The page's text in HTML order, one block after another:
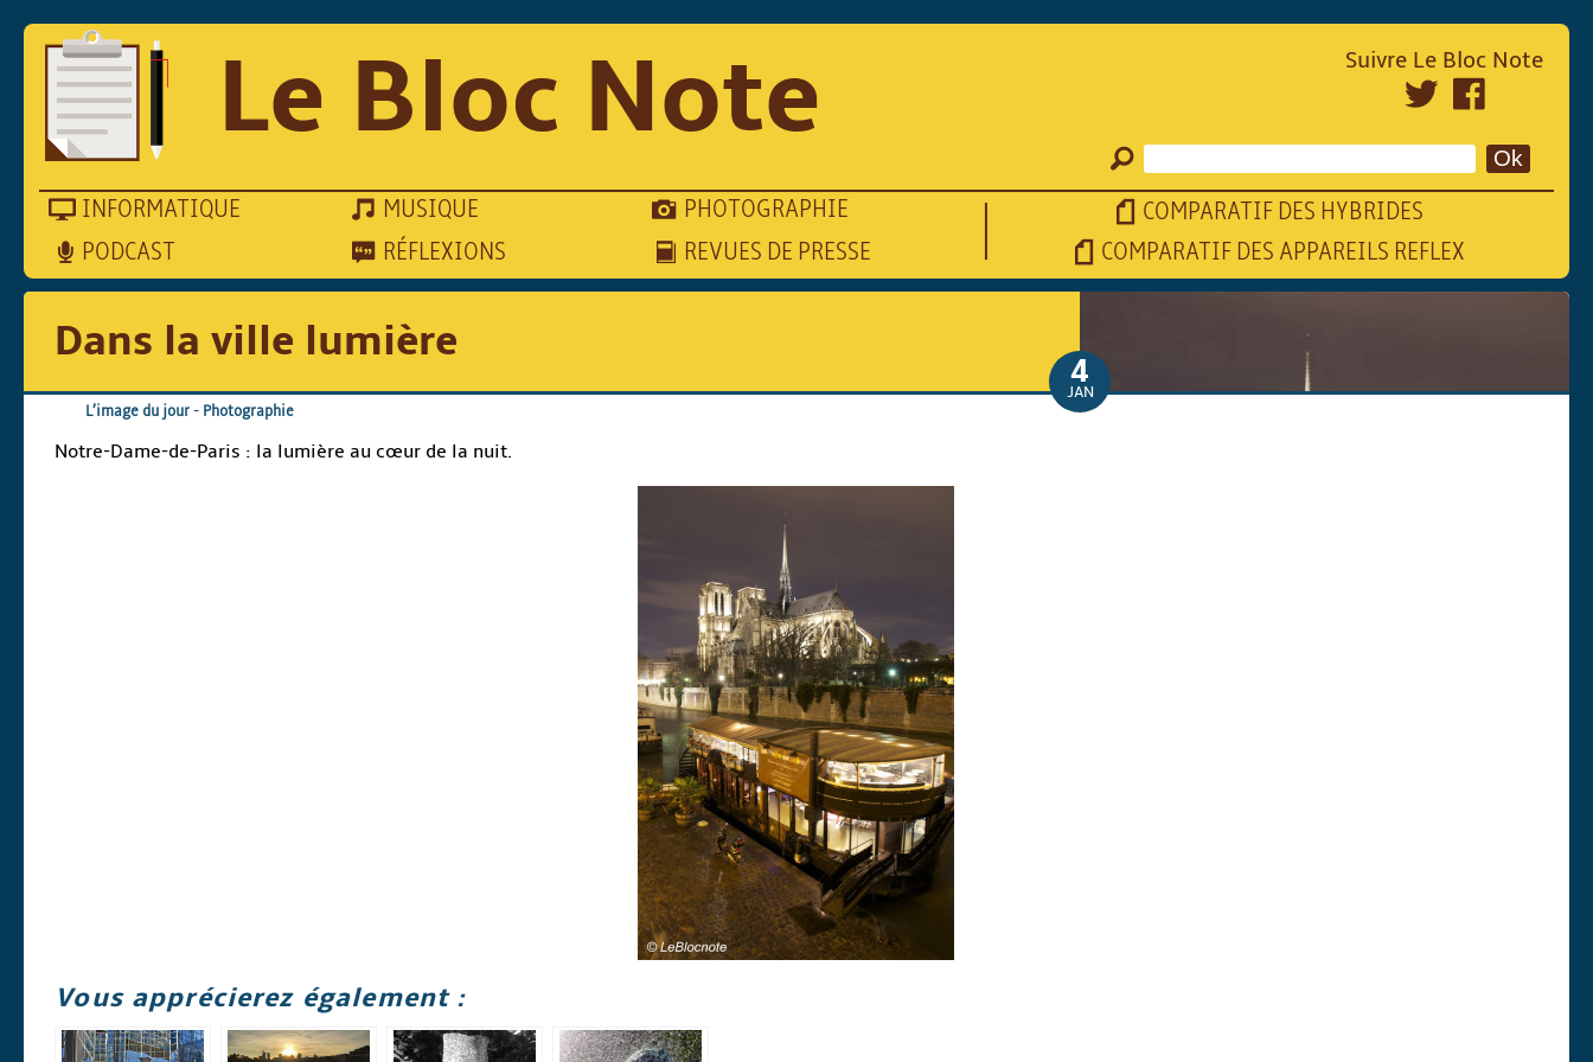
Le Bloc Note
INFORMATIQUE MUSIQUE
PHOTOGRAPHIE
PODCAST
RÉFLEXIONS REVUES DE PRESSE
COMPARATIF DES HYBRIDES
COMPARATIF DES APPAREILS REFLEX
Suivre Le Bloc Note
Dans la ville lumière
4
JAN
L’image du jour- Photographie
Notre-Dame-de-Paris : la lumière au cœur de la nuit.
Vous apprécierez également :